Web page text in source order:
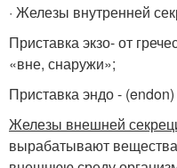
· Железы внутренней
Приставка экзо- от
«вне, снаружи»;
Приставка эндо -
Железы внешней
вырабатывают